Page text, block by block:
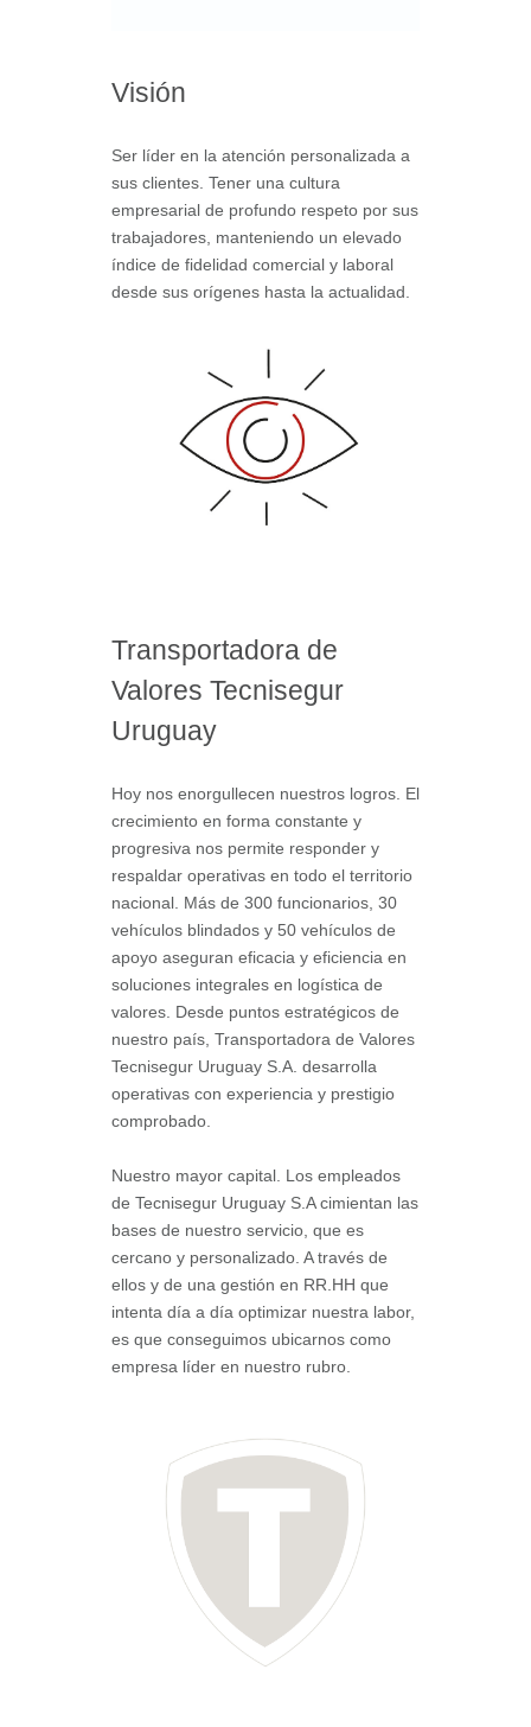
Visión
Ser líder en la atención personalizada a
sus clientes. Tener una cultura
empresarial de profundo respeto por sus
trabajadores, manteniendo un elevado
índice de fidelidad comercial y laboral
desde sus orígenes hasta la actualidad.
Transportadora de
Valores Tecnisegur
Uruguay
Hoy nos enorgullecen nuestros logros. El
crecimiento en forma constante y
progresiva nos permite responder y
respaldar operativas en todo el territorio
nacional. Más de 300 funcionarios, 30
vehículos blindados y 50 vehículos de
apoyo aseguran eficacia y eficiencia en
soluciones integrales en logística de
valores. Desde puntos estratégicos de
nuestro país, Transportadora de Valores
Tecnisegur Uruguay S.A. desarrolla
operativas con experiencia y prestigio
comprobado.
Nuestro mayor capital. Los empleados
de Tecnisegur Uruguay S.A cimientan las
bases de nuestro servicio, que es
cercano y personalizado. A través de
ellos y de una gestión en RR.HH que
intenta día a día optimizar nuestra labor,
es que conseguimos ubicarnos como
empresa líder en nuestro rubro.